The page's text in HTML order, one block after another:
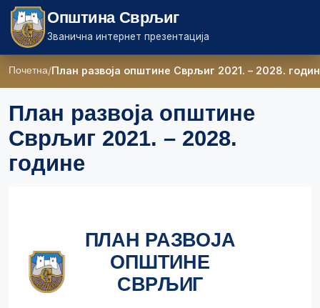
Општина Сврљиг
Званична интернет презентација
Почетна План развоја општине Сврљиг 2021. – 2028.
План развоја општине
Сврљиг 2021. – 2028.
године
ПЛАН РАЗВОЈА
ОПШТИНЕ
СВРЉИГ